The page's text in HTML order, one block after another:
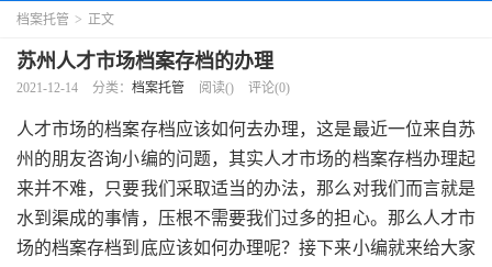
档案托管 > 正文
苏州人才市场档案存档的办理
2021-12-14 分类： 档案托管 阅读() 评论(0)
人才市场的档案存档应该如何去办理，这是最近一位来自苏
州的朋友咨询小编的问题，其实人才市场的档案存档办理起
来并不难，只要我们采取适当的办法，那么对我们而言就是
水到渠成的事情，压根不需要我们过多的担心。那么人才市
场的档案存档到底应该如何办理呢？接下来小编就来给大家